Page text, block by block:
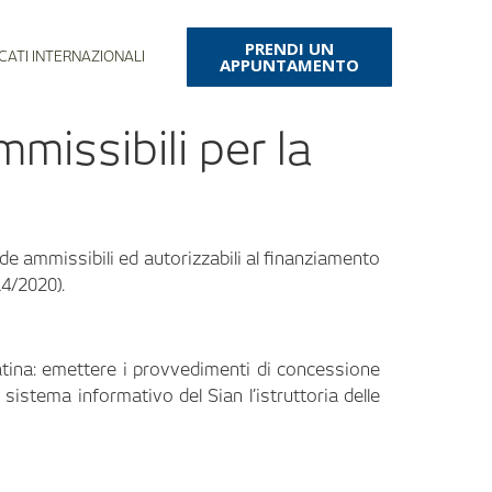
INTERNAZIONALI PRENDI UN
APPUNTAMENTO
per la
ammissibili ed autorizzabili al finanziamento
2020).
emettere i provvedimenti di concessione
informativo del Sian l’istruttoria delle